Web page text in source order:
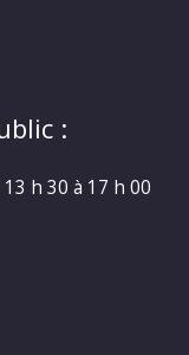
:
h 30 à 17 h 00